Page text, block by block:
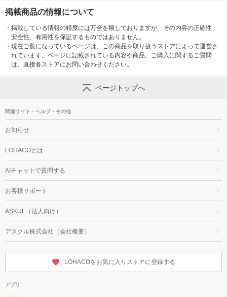
掲載商品の情報について
・ 掲載している情報の精度には万全を期しておりますが、その内容の正確性、
安全性、有用性を保証するものではありません。
・ 現在ご覧になっているページは、この商品を取り扱うストアによって運営さ
れています。ページに記載されている内容や商品、ご購入に関するご質問
は、直接各ストアにお問い合わせください。
ページトップへ
関連サイト・ヘルプ・その他
お知らせ
LOHACOとは
AIチャットで質問する
お客様サポート
ASKUL（法人向け）
アスクル株式会社（会社概要）
LOHACOをお気に入りストアに登録する
アプリ